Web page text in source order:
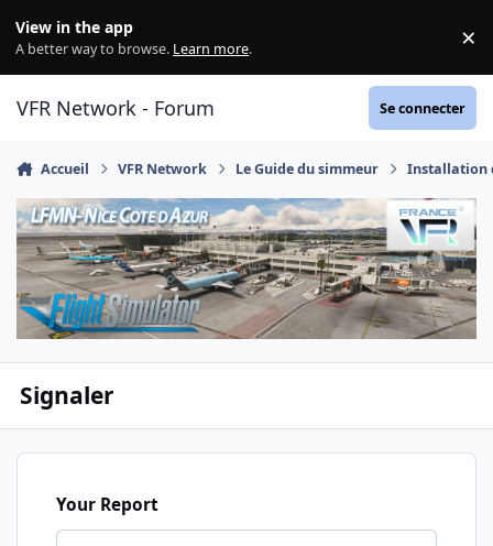
View in the app
A better way to browse. Learn more. ×
VFR Network - Forum Se connecter
Accueil VFR Network Le Guide du simmeur Installation
Signaler
Your Report